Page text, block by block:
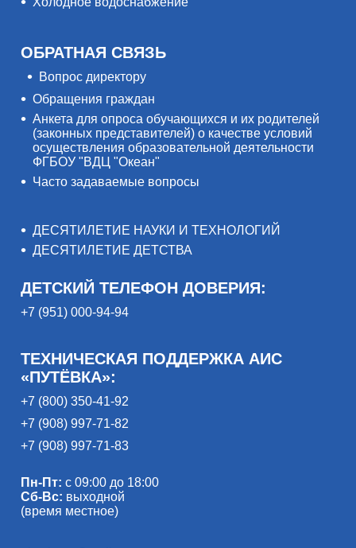
ОБРАТНАЯ СВЯЗЬ
Вопрос директору
Обращения граждан
Анкета для опроса обучающихся и их родителей
(законных представителей) о качестве условий
осуществления образовательной деятельности
ФГБОУ "ВДЦ "Океан"
Часто задаваемые вопросы
ДЕСЯТИЛЕТИЕ НАУКИ И ТЕХНОЛОГИЙ
ДЕСЯТИЛЕТИЕ ДЕТСТВА
ДЕТСКИЙ ТЕЛЕФОН ДОВЕРИЯ:
+7 (951) 000-94-94
ТЕХНИЧЕСКАЯ ПОДДЕРЖКА АИС
«ПУТЁВКА»:
+7 (800) 350-41-92
+7 (908) 997-71-82
+7 (908) 997-71-83
Пн-Пт: с 09:00 до 18:00
Сб-Вс: выходной
(время местное)